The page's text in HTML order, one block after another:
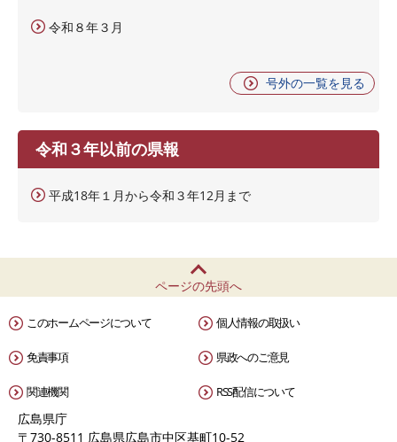
令和８年３月
号外の一覧を見る
令和３年以前の県報
平成18年１月から令和３年12月まで
ページの先頭へ
このホームページについて 個人情報の取扱い
免責事項 県政へのご意見
関連機関 RSS配信について
広島県庁
〒730-8511 広島県広島市中区基町10-52